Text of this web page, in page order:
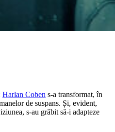
Harlan Coben s-a transformat, în
de suspans. Și, evident,
s-au grăbit să-i adapteze